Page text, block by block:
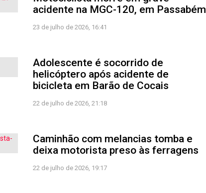
acidente na MGC-120, em Passabém
23 de julho de 2026, 16:41
Adolescente é socorrido de
helicóptero após acidente de
bicicleta em Barão de Cocais
22 de julho de 2026, 21:18
Caminhão com melancias tomba e
deixa motorista preso às ferragens
22 de julho de 2026, 19:17